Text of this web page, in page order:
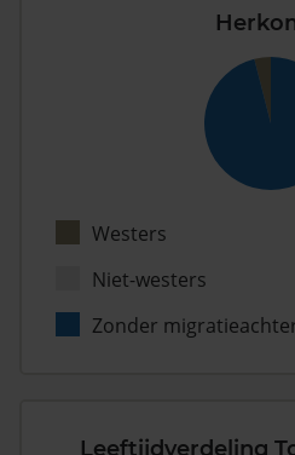
Westers
Niet-westers
Zonder
Leeftijdverdeling